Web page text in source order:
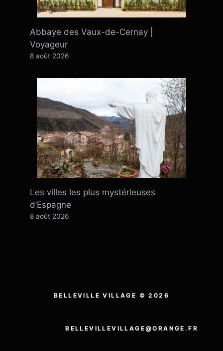
Abbaye des Vaux-de-Cernay |
Voyageur
8 août 2026
Les villes les plus mystérieuses
d’Espagne
8 août 2026
BELLEVILLE VILLAGE © 2026
BELLEVILLEVILLAGE@ORANGE.FR